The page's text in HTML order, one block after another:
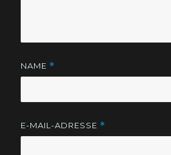
NAME *
E-MAIL-ADRESSE *